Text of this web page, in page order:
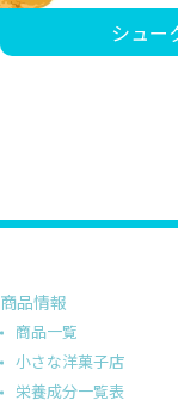
シュー
商品情報
商品一覧
小さな洋菓子店
栄養成分一覧表